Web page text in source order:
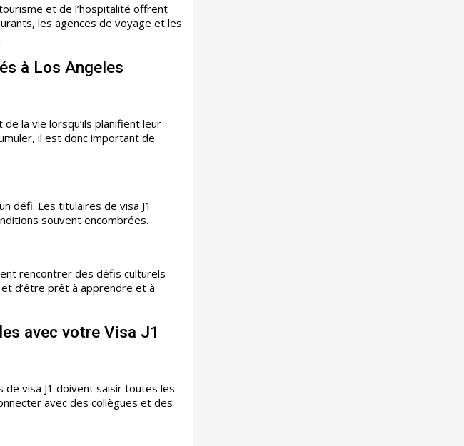
et de l’hospitalité offrent
les agences de voyage et les
à Los Angeles
la vie lorsqu’ils planifient leur
il est donc important de
défi. Les titulaires de visa J1
souvent encombrées.
rencontrer des défis culturels
d’être prêt à apprendre et à
avec votre Visa J1
de visa J1 doivent saisir toutes les
avec des collègues et des